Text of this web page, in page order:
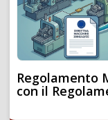
Regolamento
con il